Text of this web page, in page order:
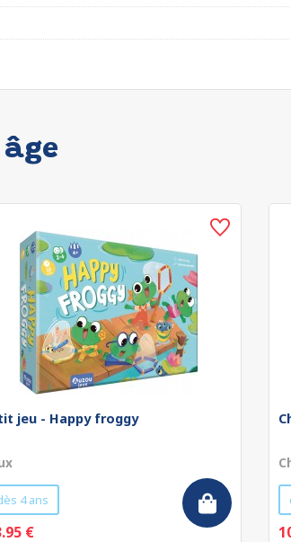
âge
jeu - Happy froggy
4 ans
€